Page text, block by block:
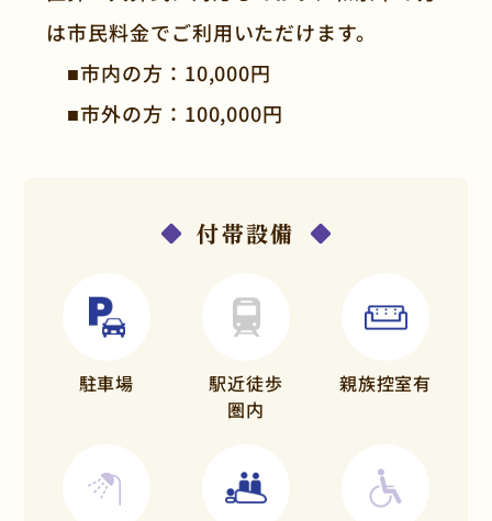
は市民料金でご利用いただけます。
■市内の方：10,000円
■市外の方：100,000円
付帯設備
駐車場
駅近徒歩
圏内
親族控室有